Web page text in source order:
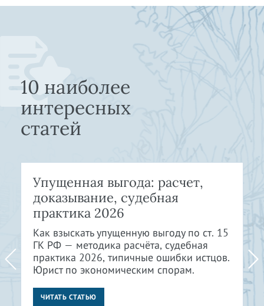
10 наиболее
интересных
статей
Упущенная выгода: расчет,
доказывание, судебная
практика 2026
Как взыскать упущенную выгоду по ст. 15
ГК РФ — методика расчёта, судебная
практика 2026, типичные ошибки истцов.
Юрист по экономическим спорам.
ЧИТАТЬ СТАТЬЮ